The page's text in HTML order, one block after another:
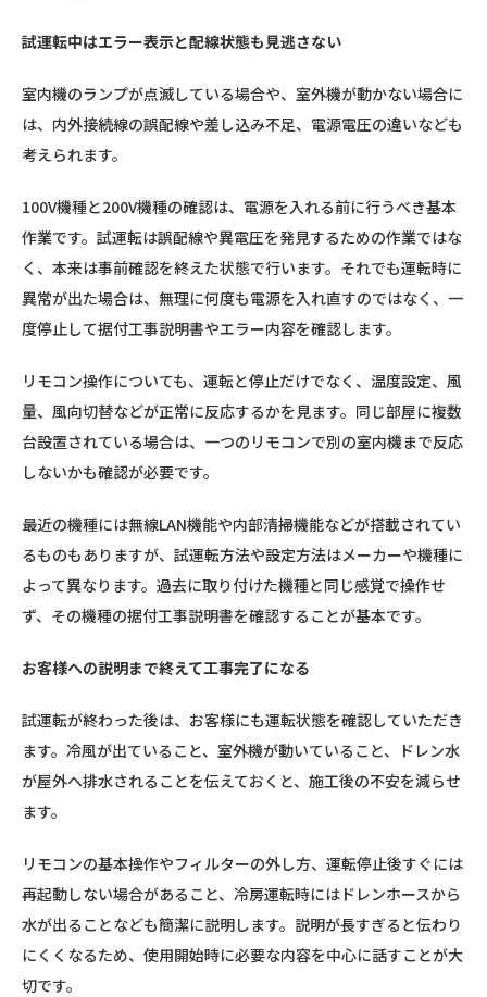
試運転中はエラー表示と配線状態も見逃さない
室内機のランプが点滅している場合や、室外機が動かない場合に
は、内外接続線の誤配線や差し込み不足、電源電圧の違いなども
考えられます。
100V機種と200V機種の確認は、電源を入れる前に行うべき基本
作業です。試運転は誤配線や異電圧を発見するための作業ではな
く、本来は事前確認を終えた状態で行います。それでも運転時に
異常が出た場合は、無理に何度も電源を入れ直すのではなく、一
度停止して据付工事説明書やエラー内容を確認します。
リモコン操作についても、運転と停止だけでなく、温度設定、風
量、風向切替などが正常に反応するかを見ます。同じ部屋に複数
台設置されている場合は、一つのリモコンで別の室内機まで反応
しないかも確認が必要です。
最近の機種には無線LAN機能や内部清掃機能などが搭載されてい
るものもありますが、試運転方法や設定方法はメーカーや機種に
よって異なります。過去に取り付けた機種と同じ感覚で操作せ
ず、その機種の据付工事説明書を確認することが基本です。
お客様への説明まで終えて工事完了になる
試運転が終わった後は、お客様にも運転状態を確認していただき
ます。冷風が出ていること、室外機が動いていること、ドレン水
が屋外へ排水されることを伝えておくと、施工後の不安を減らせ
ます。
リモコンの基本操作やフィルターの外し方、運転停止後すぐには
再起動しない場合があること、冷房運転時にはドレンホースから
水が出ることなども簡潔に説明します。説明が長すぎると伝わり
にくくなるため、使用開始時に必要な内容を中心に話すことが大
切です。